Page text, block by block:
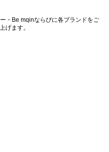
・Be mqinならびに各ブランドをご
げます。